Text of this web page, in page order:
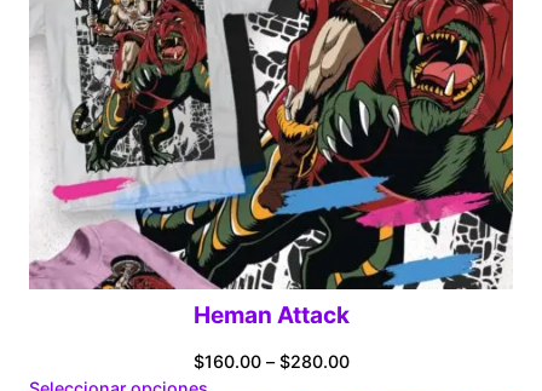
Heman Attack
$160.00 – $280.00Price